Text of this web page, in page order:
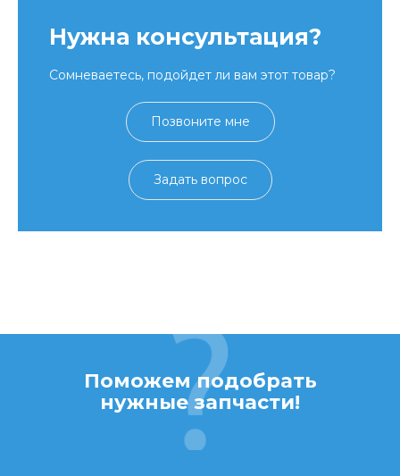
Нужна консультация?
Сомневаетесь, подойдет ли вам этот товар?
Позвоните мне
Задать вопрос
Поможем подобрать
нужные запчасти!